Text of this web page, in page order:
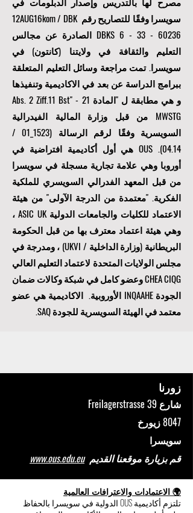
من أكثر من 120 دولة. تأسست OUS في سويسرا
مصرح لها بالتدريس وإصدار الدبلومات في
سويسرا وفقًا للتصاريح رقم 12AUG16kom / DBK
DBKS 6 - 33 - 60236
الصادرة عن مجالس
التعليم والثقافة في ولايتنا (كانتون) في
سويسرا. تمت مراجعة وسائل التعليم المتعلقة
ببرامج الدراسة عن بعد في الاكاديمية وتنفيذها
و هي مطابقة ل "المادة 21 Abs. 2 Ziff.11 Bst" -
MWSTG من قبل وزارة المالية الفيدرالية
السويسرية وفقًا لرقم الرسالة (1523_01 /
04.14). OUS هي أول أكاديمية افتراضية في
أوروبا وهي علامة تجارية مسجلة في سويسرا
من قبل المعهد الفدرالي السويسري للملكية
الفكرية. " معتمدة من الدرجة الآولى " من هيئة
وهي هيئة اعتماد معترف بها من قبل الحكومة
البريطانية (وزارة الداخلية / UKVI) ، ومدرجة في
مجلس الولايات المتحدة لاعتماد التعليم العالي
CHEA CIQG وعضو كامل في شبكة وكالات ضمان
زورنا
8047 زيورخ
قم بزيارة موقعنا القديمwww.ous.edu.eu